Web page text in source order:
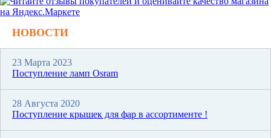
НОВОСТИ
23 Марта 2023
Поступление ламп Osram
28 Августа 2020
Поступление крышек для фар в ассортименте !